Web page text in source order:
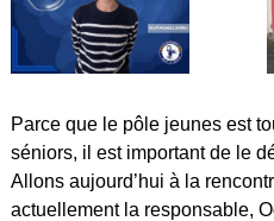
Parce que le pôle jeunes est
séniors, il est important de le
Allons aujourd’hui à la
actuellement la responsable,